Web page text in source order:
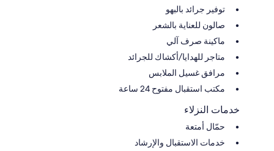
توفير جرائد بالبهو
صالون للعناية بالشعر
ماكينة صرف آلي
متاجر للهدايا/أكشاك للجرائد
مرافق غسيل الملابس
مكتب استقبال مفتوح 24 ساعة
خدمات النزلاء
حمّال أمتعة
خدمات الاستقبال والإرشاد